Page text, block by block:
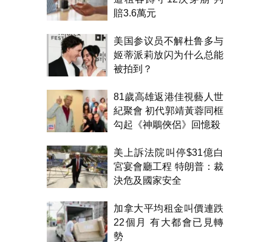
賠3.6萬元
美国参议员不解杜鲁多与
姬蒂派莉放闪为什么总能
被拍到？
81歲高雄返港佳視藝人世
紀聚會 初代郭靖黃蓉同框
勾起《神鵰俠侶》回憶殺
美上訴法院叫停$31億白
宮宴會廳工程 特朗普：裁
決危及國家安全
加拿大平均租金叫價連跌
22個月 有大都會已見轉
勢